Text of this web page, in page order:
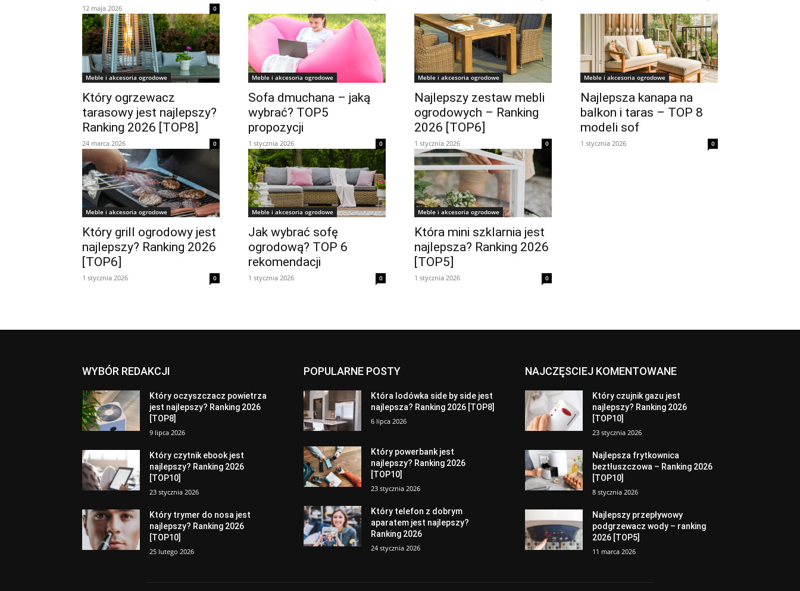
12 maja 2026 0
Meble i akcesoria ogrodowe
Który ogrzewacz
tarasowy jest najlepszy?
Ranking 2026 [TOP8]
24 marca 2026 0
Meble i akcesoria ogrodowe
Sofa dmuchana – jaką
wybrać? TOP5
propozycji
1 stycznia 2026 0
Meble i akcesoria ogrodowe
Najlepszy zestaw mebli
ogrodowych – Ranking
2026 [TOP6]
1 stycznia 2026 0
Meble i akcesoria ogrodowe
Najlepsza kanapa na
balkon i taras – TOP 8
modeli sof
1 stycznia 2026 0
Meble i akcesoria ogrodowe
Który grill ogrodowy jest
najlepszy? Ranking 2026
[TOP6]
1 stycznia 2026 0
Meble i akcesoria ogrodowe
Jak wybrać sofę
ogrodową? TOP 6
rekomendacji
1 stycznia 2026 0
Meble i akcesoria ogrodowe
Która mini szklarnia jest
najlepsza? Ranking 2026
[TOP5]
1 stycznia 2026 0
WYBÓR REDAKCJI
Który oczyszczacz powietrza
jest najlepszy? Ranking 2026
[TOP8]
9 lipca 2026
Który czytnik ebook jest
najlepszy? Ranking 2026
[TOP10]
23 stycznia 2026
Który trymer do nosa jest
najlepszy? Ranking 2026
[TOP10]
25 lutego 2026
POPULARNE POSTY
Która lodówka side by side jest
najlepsza? Ranking 2026 [TOP8]
6 lipca 2026
Który powerbank jest
najlepszy? Ranking 2026
[TOP10]
23 stycznia 2026
Który telefon z dobrym
aparatem jest najlepszy?
Ranking 2026
24 stycznia 2026
NAJCZĘSCIEJ KOMENTOWANE
Który czujnik gazu jest
najlepszy? Ranking 2026
[TOP10]
23 stycznia 2026
Najlepsza frytkownica
beztłuszczowa – Ranking 2026
[TOP10]
8 stycznia 2026
Najlepszy przepływowy
podgrzewacz wody – ranking
2026 [TOP5]
11 marca 2026